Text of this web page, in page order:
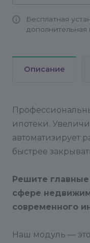
Бесплатная
дополнительная
Описание
ипотеки.
автоматизирует
быстрее
Решите
сфере
современного
Наш модуль —